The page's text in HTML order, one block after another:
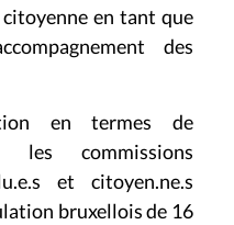
en tant que
des
en termes de
les commissions
et citoyen.ne.s
bruxellois de 16